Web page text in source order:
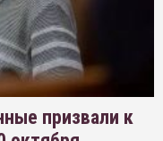
призвали к